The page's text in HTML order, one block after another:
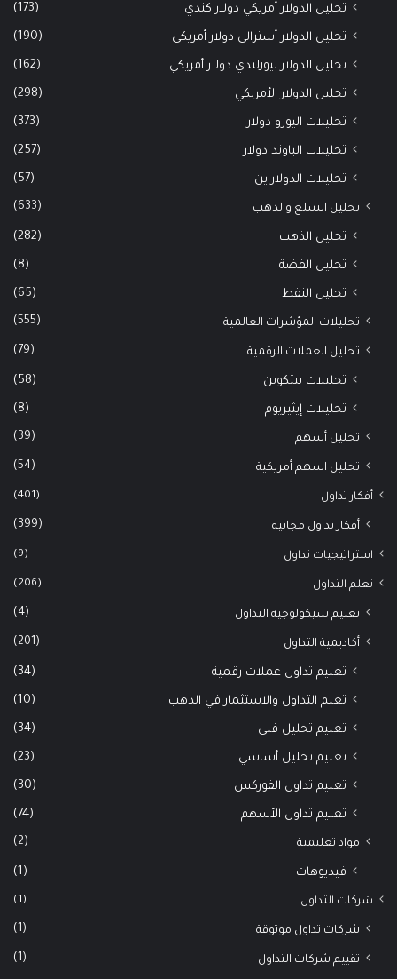
تحليل الدولار أمريكي دولار كندي (173)
تحليل الدولار أسترالي دولار أمريكي (190)
تحليل الدولار نيوزلندي دولار أمريكي (162)
تحليل الدولار الأمريكي (298)
تحليلات اليورو دولار (373)
تحليلات الباوند دولار (257)
تحليلات الدولار ين (57)
تحليل السلع والذهب (633)
تحليل الذهب (282)
تحليل الفضة (8)
تحليل النفط (65)
تحليلات المؤشرات العالمية (555)
تحليل العملات الرقمية (79)
تحليلات بيتكوين (58)
تحليلات إيثيريوم (8)
تحليل أسهم (39)
تحليل اسهم أمريكية (54)
أفكار تداول (401)
أفكار تداول مجانية (399)
استراتيجيات تداول (9)
تعلم التداول (206)
تعليم سيكولوجية التداول (4)
أكاديمية التداول (201)
تعليم تداول عملات رقمية (34)
تعلم التداول والاستثمار في الذهب (10)
تعليم تحليل فني (34)
تعليم تحليل أساسي (23)
تعليم تداول الفوركس (30)
تعليم تداول الأسهم (74)
مواد تعليمية (2)
فيديوهات (1)
شركات التداول (1)
شركات تداول موثوقة (1)
تقييم شركات التداول (1)